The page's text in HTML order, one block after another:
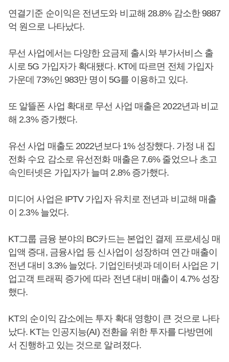
연결기준 순이익은 전년도와 비교해 28.8% 감소한 9887
억 원으로 나타났다.
무선 사업에서는 다양한 요금제 출시와 부가서비스 출
시로 5G 가입자가 확대됐다. KT에 따르면 전체 가입자
가운데 73%인 983만 명이 5G를 이용하고 있다.
또 알뜰폰 사업 확대로 무선 사업 매출은 2022년과 비교
해 2.3% 증가했다.
유선 사업 매출도 2022년보다 1% 성장했다. 가정 내 집
전화 수요 감소로 유선전화 매출은 7.6% 줄었으나 초고
속인터넷은 가입자가 늘며 2.8% 증가했다.
미디어 사업은 IPTV 가입자 유치로 전년과 비교해 매출
이 2.3% 늘었다.
KT그룹 금융 분야의 BC카드는 본업인 결제 프로세싱 매
입액 증대, 금융사업 등 신사업이 성장하며 연간 매출이
전년 대비 3.3% 늘었다. 기업인터넷과 데이터 사업은 기
업고객 트래픽 증가에 따라 전년 대비 매출이 4.7% 성장
했다.
KT의 순이익 감소에는 투자 확대 영향이 큰 것으로 나타
났다. KT는 인공지능(AI) 전환을 위한 투자를 다방면에
서 진행하고 있는 것으로 알려졌다.